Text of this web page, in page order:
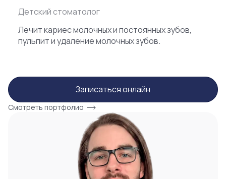
Детский стоматолог
Лечит кариес молочных и постоянных зубов,
пульпит и удаление молочных зубов.
Записаться онлайн
Смотреть портфолио